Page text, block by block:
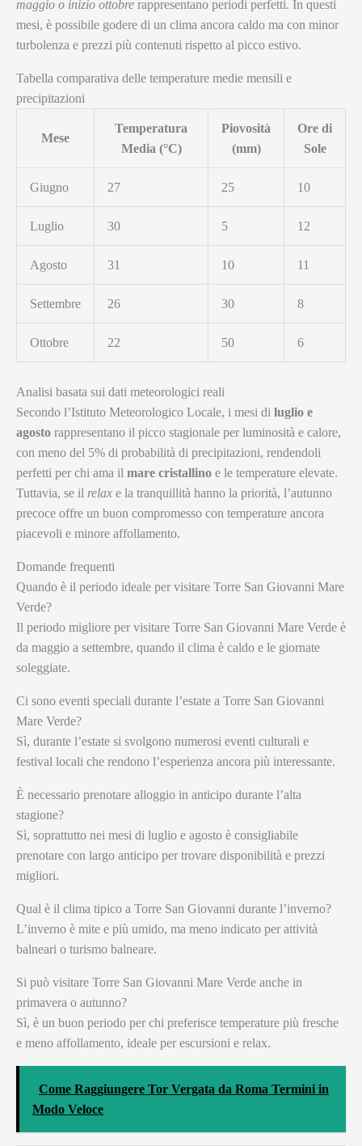
maggio o inizio ottobre rappresentano periodi perfetti. In questi
mesi, è possibile godere di un clima ancora caldo ma con minor
turbolenza e prezzi più contenuti rispetto al picco estivo.
Tabella comparativa delle temperature medie mensili e
precipitazioni
Mese
Temperatura
Media (°C)
Piovosità
(mm)
Ore di
Sole
Giugno 27 25 10
Luglio 30 5 12
Agosto 31 10 11
Settembre 26 30 8
Ottobre 22 50 6
Analisi basata sui dati meteorologici reali
Secondo l’Istituto Meteorologico Locale, i mesi di luglio e
agosto rappresentano il picco stagionale per luminosità e calore,
con meno del 5% di probabilità di precipitazioni, rendendoli
perfetti per chi ama il mare cristallino e le temperature elevate.
Tuttavia, se il relax e la tranquillità hanno la priorità, l’autunno
precoce offre un buon compromesso con temperature ancora
piacevoli e minore affollamento.
Domande frequenti
Quando è il periodo ideale per visitare Torre San Giovanni Mare
Verde?
Il periodo migliore per visitare Torre San Giovanni Mare Verde è
da maggio a settembre, quando il clima è caldo e le giornate
soleggiate.
Ci sono eventi speciali durante l’estate a Torre San Giovanni
Mare Verde?
Sì, durante l’estate si svolgono numerosi eventi culturali e
festival locali che rendono l’esperienza ancora più interessante.
È necessario prenotare alloggio in anticipo durante l’alta
stagione?
Sì, soprattutto nei mesi di luglio e agosto è consigliabile
prenotare con largo anticipo per trovare disponibilità e prezzi
migliori.
Qual è il clima tipico a Torre San Giovanni durante l’inverno?
L’inverno è mite e più umido, ma meno indicato per attività
balneari o turismo balneare.
Si può visitare Torre San Giovanni Mare Verde anche in
primavera o autunno?
Sì, è un buon periodo per chi preferisce temperature più fresche
e meno affollamento, ideale per escursioni e relax.
Come Raggiungere Tor Vergata da Roma Termini in
Modo Veloce